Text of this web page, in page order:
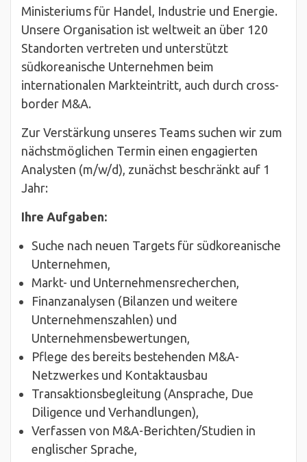
Ministeriums für Handel, Industrie und Energie.
Unsere Organisation ist weltweit an über 120
Standorten vertreten und unterstützt
südkoreanische Unternehmen beim
internationalen Markteintritt, auch durch cross-
border M&A.
Zur Verstärkung unseres Teams suchen wir zum
nächstmöglichen Termin einen engagierten
Analysten (m/w/d), zunächst beschränkt auf 1
Jahr:
Ihre Aufgaben:
Suche nach neuen Targets für südkoreanische
Unternehmen,
Markt- und Unternehmensrecherchen,
Finanzanalysen (Bilanzen und weitere
Unternehmenszahlen) und
Unternehmensbewertungen,
Pflege des bereits bestehenden M&A-
Netzwerkes und Kontaktausbau
Transaktionsbegleitung (Ansprache, Due
Diligence und Verhandlungen),
Verfassen von M&A-Berichten/Studien in
englischer Sprache,